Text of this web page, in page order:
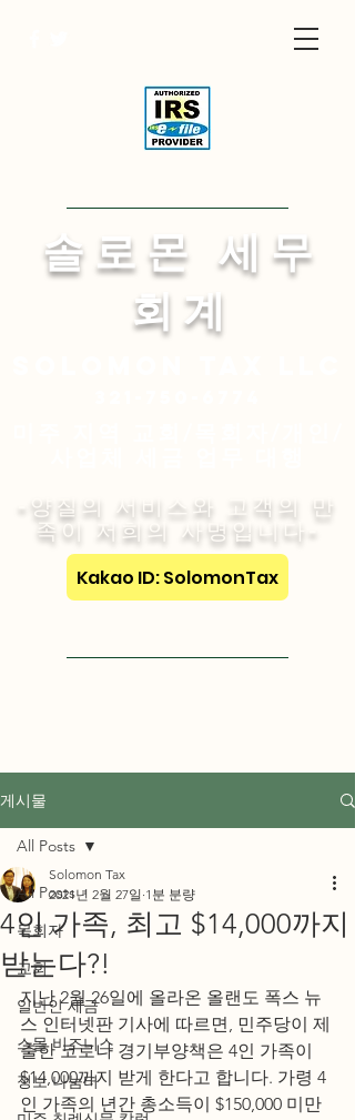
​솔 로 몬 세 무
회 계
-양질의 서비스와 고객의 만
족이 저희의 사명입니다-
Kakao ID: SolomonTax
게시물
All Posts
목회자
교회
일반인 세금
스몰 비즈니스
정보 나눔터
All Posts
4인 가족, 최고 $14,000까지
받는다?!
Solomon Tax
2021년 2월 27일 1분 분량
지난 2월 26일에 올라온 올랜도 폭스 뉴
스 인터넷판 기사에 따르면, 민주당이 제
출한 코로나 경기부양책은 4인 가족이
$14,000까지 받게 한다고 합니다. 가령 4
인 가족의 년간 총소득이 $150,000 미만